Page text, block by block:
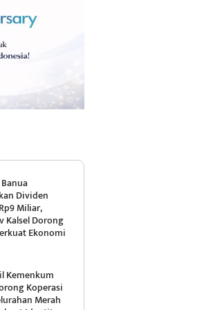
Dividen
Miliar,
Kalsel Dorong
Ekonomi
Kemenkum
Koperasi
Merah